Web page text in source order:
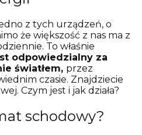
z tych urządzeń, o
że większość z nas ma z
To właśnie
odpowiedzialny za
światłem, przez
czasie. Znajdziecie
Czym jest i jak działa?
schodowy?